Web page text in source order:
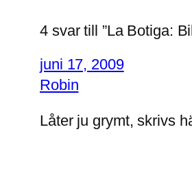
4 svar till ”La Botiga:
juni 17, 2009
Robin
Låter ju grymt, skrivs